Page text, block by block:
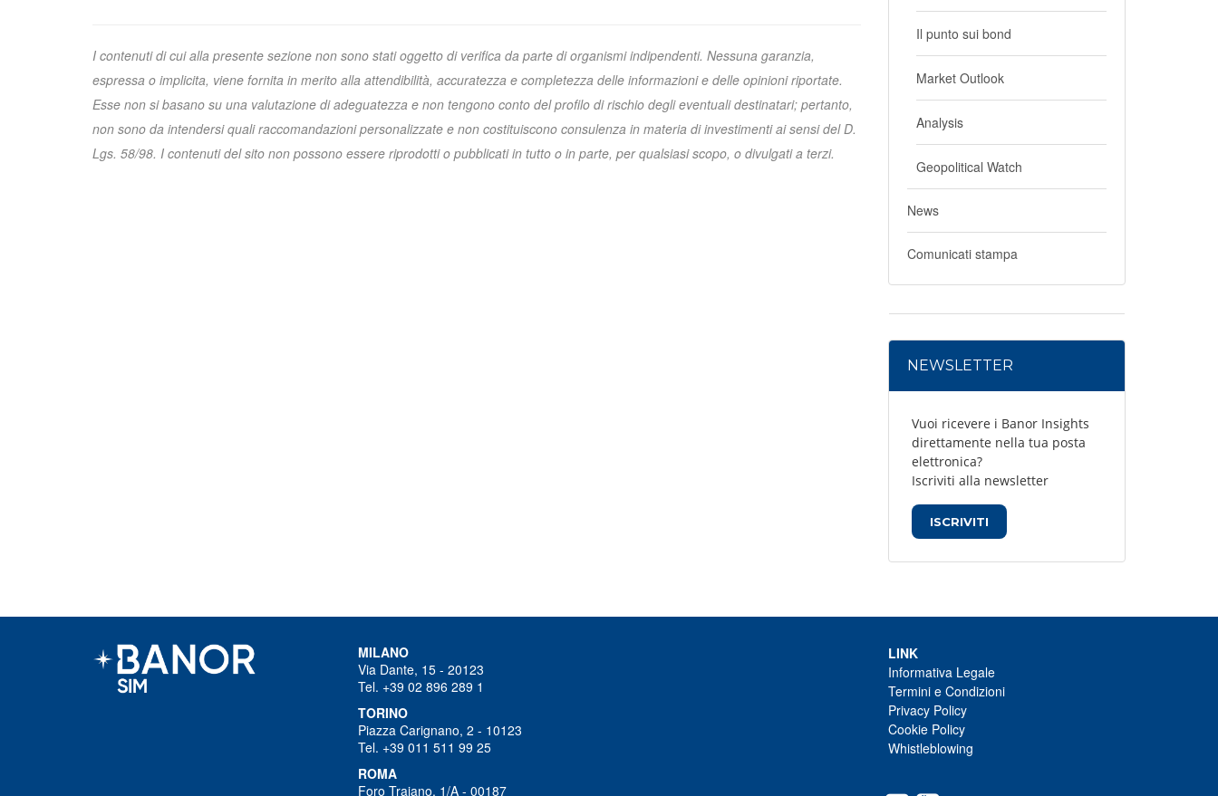
I contenuti di cui alla presente sezione non sono stati oggetto di verifica da parte di organismi indipendenti. Nessuna garanzia,
espressa o implicita, viene fornita in merito alla attendibilità, accuratezza e completezza delle informazioni e delle opinioni riportate.
Esse non si basano su una valutazione di adeguatezza e non tengono conto del profilo di rischio degli eventuali destinatari; pertanto,
non sono da intendersi quali raccomandazioni personalizzate e non costituiscono consulenza in materia di investimenti ai sensi del D.
Lgs. 58/98. I contenuti del sito non possono essere riprodotti o pubblicati in tutto o in parte, per qualsiasi scopo, o divulgati a terzi.
Il punto sui bond
Market Outlook
Analysis
Geopolitical Watch
News
Comunicati stampa
NEWSLETTER
Vuoi ricevere i Banor Insights
direttamente nella tua posta
elettronica?
Iscriviti alla newsletter
ISCRIVITI
MILANO
Via Dante, 15 - 20123
Tel. +39 02 896 289 1
TORINO
Piazza Carignano, 2 - 10123
Tel. +39 011 511 99 25
ROMA
Foro Traiano, 1/A - 00187
LINK
Informativa Legale
Termini e Condizioni
Privacy Policy
Cookie Policy
Whistleblowing